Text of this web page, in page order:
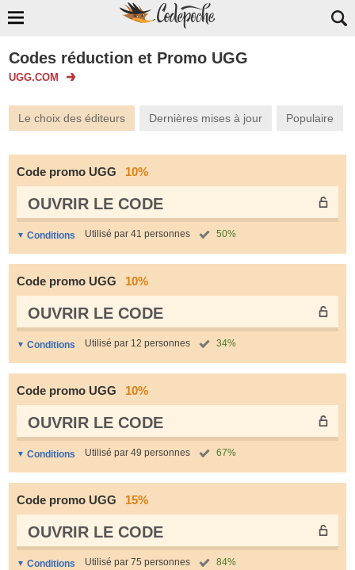
Codes réduction et Promo UGG
UGG.COM
Le choix des éditeurs Dernières mises à jour Populaire
Code promo UGG 10%
OUVRIR LE СODE
Conditions Utilisé par 41 personnes 50%
Code promo UGG 10%
OUVRIR LE СODE
Conditions Utilisé par 12 personnes 34%
Code promo UGG 10%
OUVRIR LE СODE
Conditions Utilisé par 49 personnes 67%
Code promo UGG 15%
OUVRIR LE СODE
Conditions Utilisé par 75 personnes 84%